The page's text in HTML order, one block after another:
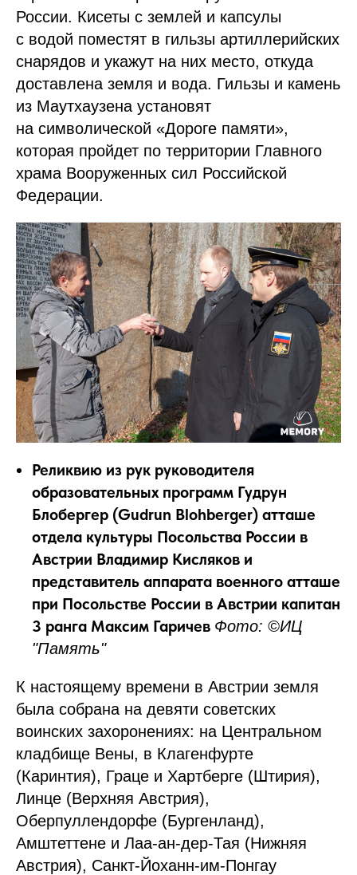
России. Кисеты с землей и капсулы
с водой поместят в гильзы артиллерийских
снарядов и укажут на них место, откуда
доставлена земля и вода. Гильзы и камень
из Маутхаузена установят
на символической «Дороге памяти»,
которая пройдет по территории Главного
храма Вооруженных сил Российской
Федерации.
Реликвию из рук руководителя
образовательных программ Гудрун
Блобергер (Gudrun Blohberger) атташе
отдела культуры Посольства России в
Австрии Владимир Кисляков и
представитель аппарата военного атташе
при Посольстве России в Австрии капитан
3 ранга Максим Гаричев Фото: ©ИЦ
"Память"
К настоящему времени в Австрии земля
была собрана на девяти советских
воинских захоронениях: на Центральном
кладбище Вены, в Клагенфурте
(Каринтия), Граце и Хартберге (Штирия),
Линце (Верхняя Австрия),
Оберпуллендорфе (Бургенланд),
Амштеттене и Лаа-ан-дер-Тая (Нижняя
Австрия), Санкт-Йоханн-им-Понгау